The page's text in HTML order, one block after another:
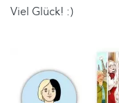
Viel Glück! :)